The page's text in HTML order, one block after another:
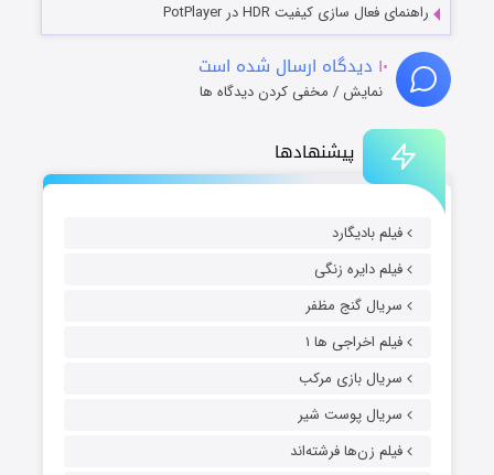
پیشنهادها
فیلم بادیگارد
فیلم دایره زنگی
سریال گنج مظفر
فیلم اخراجی ها ۱
سریال بازی مرکب
سریال پوست شیر
فیلم زن‌ها فرشته‌اند
راهنمای فعال سازی کیفیت HDR در PotPlayer
۱۰ دیدگاه ارسال شده است
نمایش / مخفی کردن دیدگاه ها